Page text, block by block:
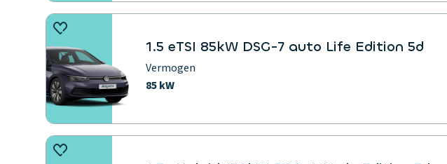
1.5 eTSI 85kW DSG-7 auto Life Edition 5d
Vermogen
85 kW